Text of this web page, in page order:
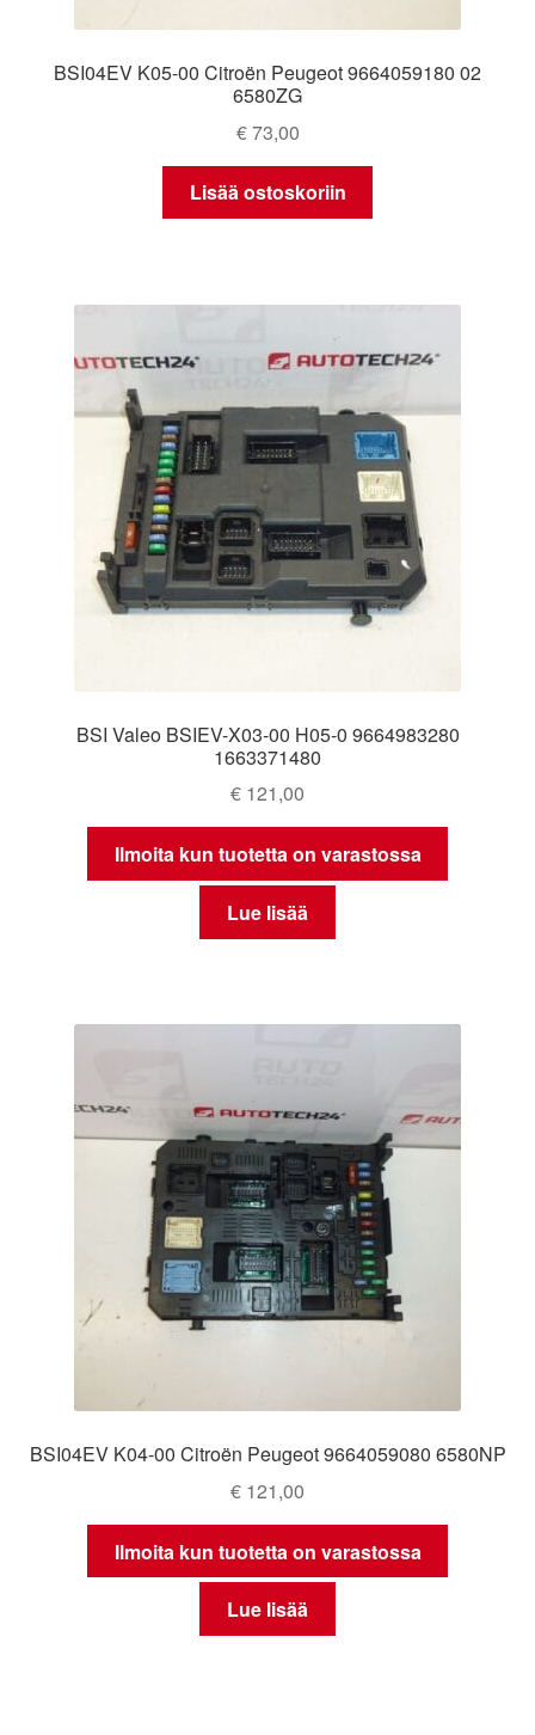
BSI04EV K05-00 Citroën Peugeot 9664059180 02
6580ZG
€73,00
Lisää ostoskoriin
BSI Valeo BSIEV-X03-00 H05-0 9664983280
1663371480
€ 121,00
Ilmoita kun tuotetta on varastossa
Lue lisää
BSI04EV K04-00 Citroën Peugeot 9664059080 6580NP
€ 121,00
Ilmoita kun tuotetta on varastossa
Lue lisää